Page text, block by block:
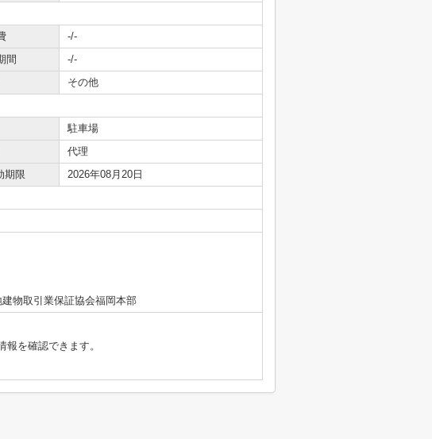
-/-
間
-/-
その他
駐車場
代理
期限
2026年08月20日
物取引業保証協会福岡本部
を確認できます。